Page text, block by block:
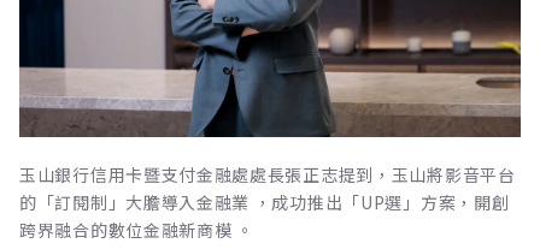
玉山銀行信用卡暨支付金融處處長張正志提到，玉山將影音平台
的「訂閱制」大膽導入金融業 ，成功推出「UP選」方案，開創
跨界融合的數位金融新商模 。